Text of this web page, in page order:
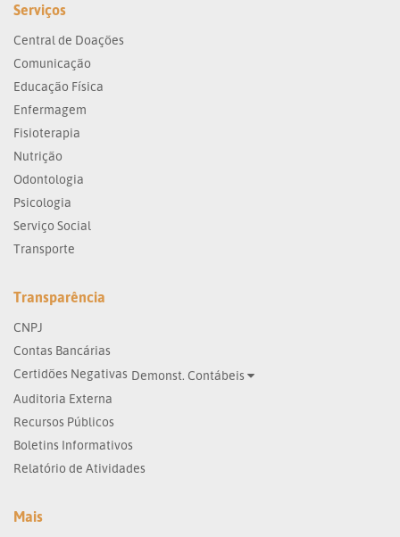
Serviços
Central de Doações
Comunicação
Educação Física
Enfermagem
Fisioterapia
Nutrição
Odontologia
Psicologia
Serviço Social
Transporte
Transparência
CNPJ
Contas Bancárias
Certidões Negativas Demonst. Contábeis
Auditoria Externa
Recursos Públicos
Boletins Informativos
Relatório de Atividades
Mais